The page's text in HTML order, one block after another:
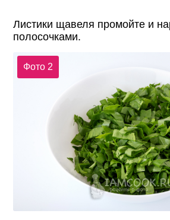
Листики щавеля промойте и
полосочками.
Фото 2